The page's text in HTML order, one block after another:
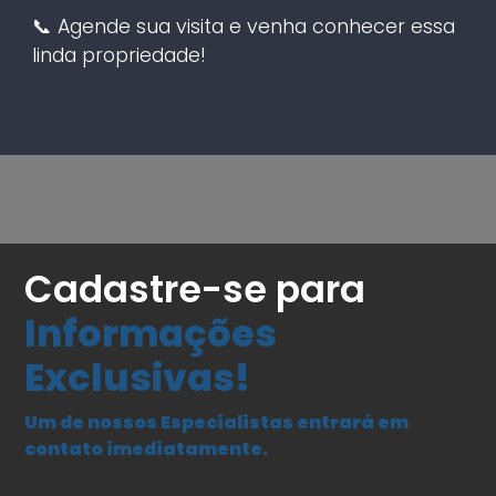
📞 Agende sua visita e venha conhecer essa
linda propriedade!
Cadastre-se para
Informações
Exclusivas!
Um de nossos Especialistas entrará em
contato imediatamente.